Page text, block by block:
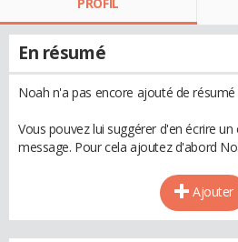
En résumé
Noah n'a pas encore ajouté de résumé
Vous pouvez lui suggérer d'en écrire
message. Pour cela ajoutez d'abord
Ajouter